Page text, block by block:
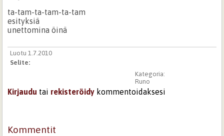
ta-tam-ta-tam-ta-tam
esityksiä
unettomina öinä
Luotu 1.7.2010
Selite:
Kategoria:
Runo
Kirjaudu tai rekisteröidy kommentoidaksesi
Kommentit